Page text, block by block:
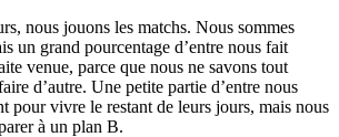
nous jouons les matchs. Nous sommes
un grand pourcentage d’entre nous fait
venue, parce que nous ne savons tout
d’autre. Une petite partie d’entre nous
pour vivre le restant de leurs jours, mais nous
à un plan B.